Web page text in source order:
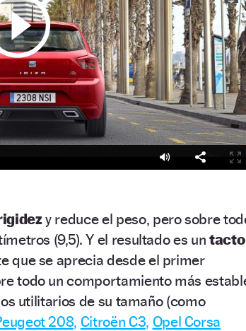
y reduce el peso, pero sobre
(9,5). Y el resultado es un tacto
que se aprecia desde el primer
todo un comportamiento más
utilitarios de su tamaño (como
208, Citroën C3, Opel Corsa